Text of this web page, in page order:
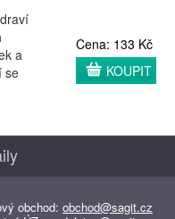
a
se
Cena: 133 Kč
KOUPIT
obchod: obchod@sagit.cz